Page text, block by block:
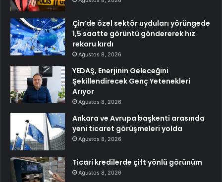
Çin’de özel sektör uyduları yörüngede
1,5 saatte görüntü göndererek hız
rekoru kırdı
Ağustos 8, 2026
YEDAŞ, Enerjinin Geleceğini
Şekillendirecek Genç Yetenekleri
Arıyor
Ağustos 8, 2026
Ankara ve Avrupa başkenti arasında
yeni ticaret görüşmeleri yolda
Ağustos 8, 2026
Ticari kredilerde çift yönlü görünüm
Ağustos 8, 2026